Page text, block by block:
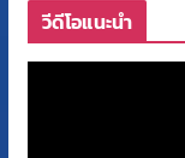
วีดีโอแนะนำ